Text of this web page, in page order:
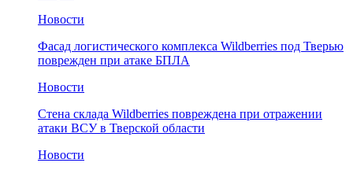
Новости
Фасад логистического комплекса Wildberries под Тверью
поврежден при атаке БПЛА
Новости
Стена склада Wildberries повреждена при отражении
атаки ВСУ в Тверской области
Новости